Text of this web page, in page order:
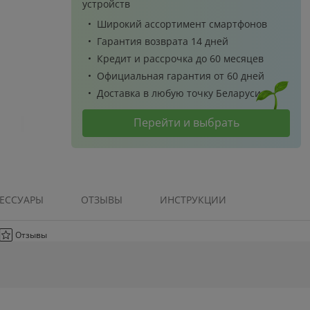
устройств
Широкий ассортимент смартфонов
Гарантия возврата 14 дней
Кредит и рассрочка до 60 месяцев
Официальная гарантия от 60 дней
Доставка в любую точку Беларуси
Перейти и выбрать
ОТЗЫВЫ ИНСТРУКЦИИ
Redmi 3X (Золотой)
до3.41
Батарейки ААА GP Ultra
LR03/24AUETA21 2BP
Вернём до 1.01
Отзывы